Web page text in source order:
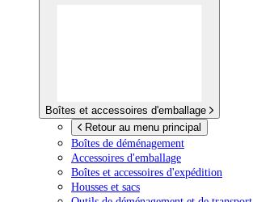
Boîtes et accessoires d'emballage
Retour au menu principal
Boîtes de déménagement
Accessoires d'emballage
Boîtes et accessoires d'expédition
Housses et sacs